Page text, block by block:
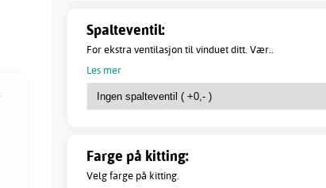
Spalteventil:
For ekstra ventilasjon til vinduet ditt. Vær..
Les mer
Farge på kitting:
Velg farge på kitting.